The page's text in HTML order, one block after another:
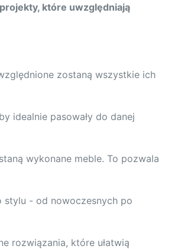
które uwzględniają
zostaną wszystkie ich
idealnie pasowały do danej
wykonane meble. To pozwala
stylu - od nowoczesnych po
rozwiązania, które ułatwią